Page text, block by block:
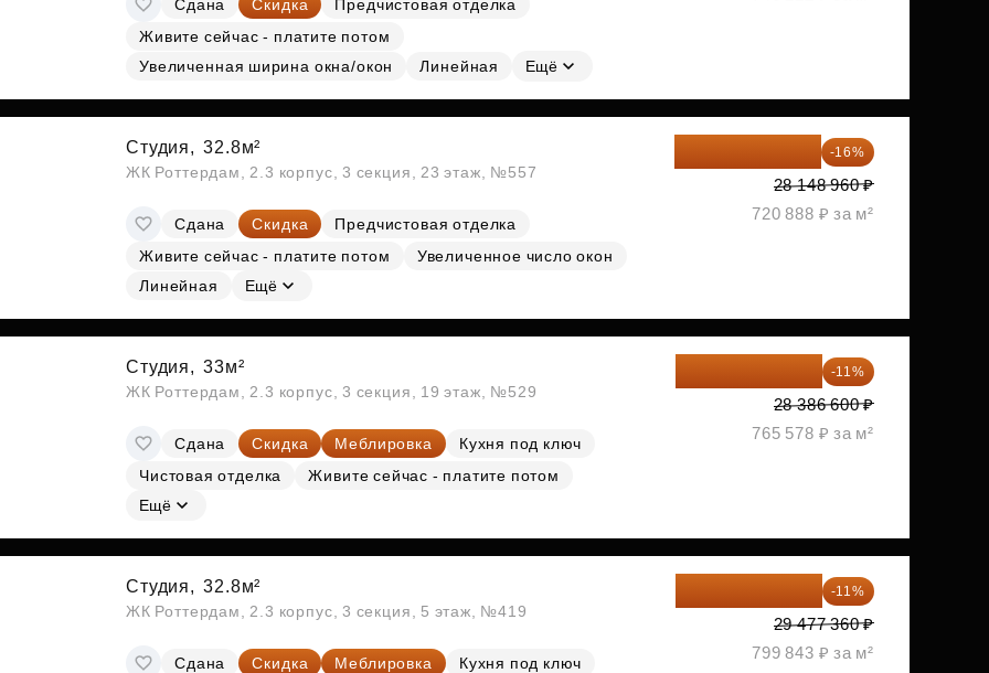
Субсидии
Сдана Скидка
Предчистовая отделка
Живите сейчас - платите потом
Увеличенная ширина окна/окон
Линейная Ещё
Студия, 32.8м²
ЖК Роттердам, 2.3 корпус, 3 секция, 23 этаж, №557
Сдана Скидка
Предчистовая отделка
Живите сейчас - платите потом
Увеличенное число окон
Линейная
Ещё
-16%
28 148 960 ₽
720 888 ₽ за м²
Студия, 33м²
ЖК Роттердам, 2.3 корпус, 3 секция, 19 этаж, №529
Сдана Скидка Меблировка
Кухня под ключ
Чистовая отделка
Живите сейчас - платите потом
Ещё
-11%
28 386 600 ₽
765 578 ₽ за м²
Студия, 32.8м²
ЖК Роттердам, 2.3 корпус, 3 секция, 5 этаж, №419
Сдана Скидка Меблировка
Кухня под ключ
-11%
29 477 360 ₽
799 843 ₽ за м²